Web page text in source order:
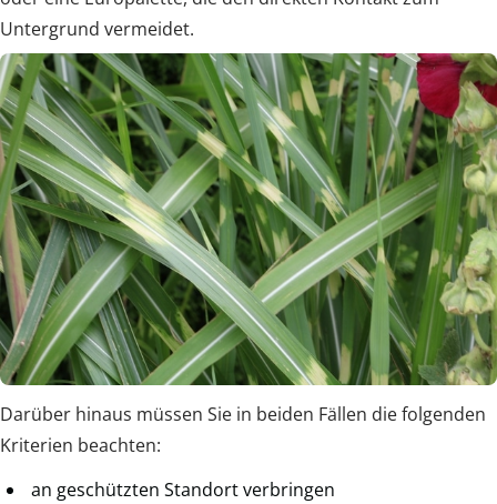
Untergrund vermeidet.
Darüber hinaus müssen Sie in beiden Fällen die folgenden
Kriterien beachten:
an geschützten Standort verbringen